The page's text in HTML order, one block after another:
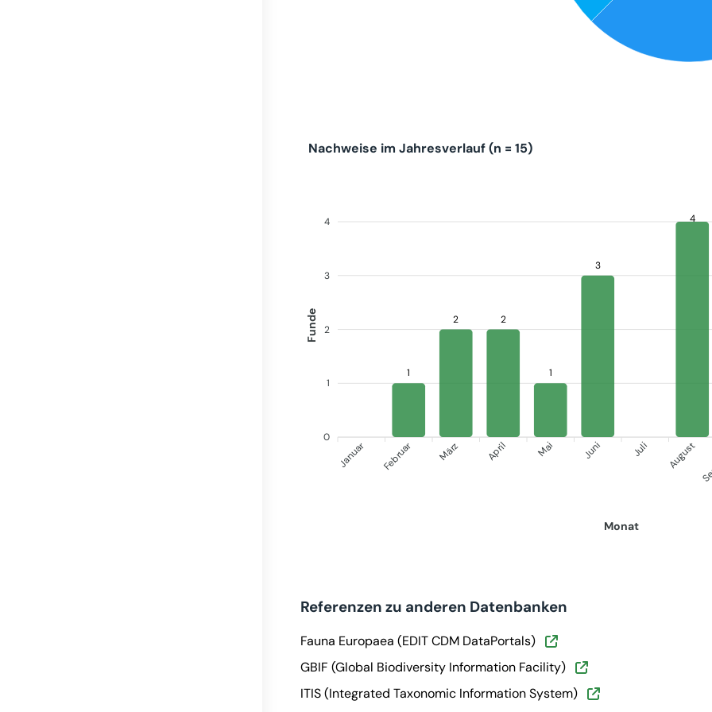
Nachweise im Jahresverlauf (n = 15)
4
3
2
1
0
Funde
1
2 2
1
3
4
Januar Februar März April Mai Juni Juli August
Monat
Referenzen zu anderen Datenbanken
Fauna Europaea (EDIT CDM DataPortals)
GBIF (Global Biodiversity Information Facility)
ITIS (Integrated Taxonomic Information System)